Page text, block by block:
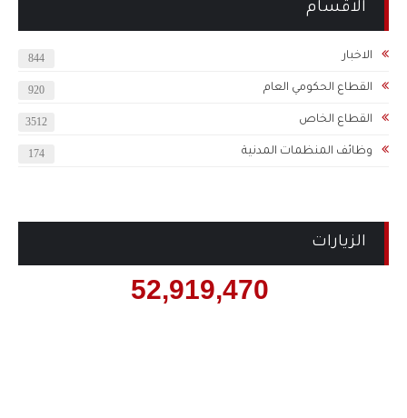
الاقسام
الاخبار 844
القطاع الحكومي العام 920
القطاع الخاص 3512
وظائف المنظمات المدنية 174
الزيارات
52,919,470